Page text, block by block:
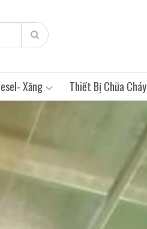
Xăng Thiết Bị Chữa Cháy